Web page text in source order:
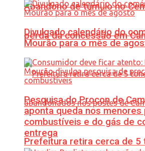
Abandono de túmulo no
perda da concessão em
Prefeitura retira cerca de 5
Divulgado calendário do
Mourão para o mês de
Pesquisa do Procon de
aponta queda nos menores
combustíveis e do gás de
entrega